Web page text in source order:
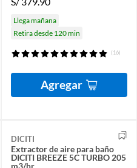
Llega mañana
Retira desde 120 min
(16)
Agregar
DICITI
Extractor de aire para baño
DICITI BREEZE 5C TURBO 205
m3/hr